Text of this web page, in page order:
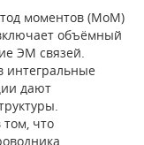
моментов (MoM)
объёмный
ЭМ связей.
интегральные
дают
что